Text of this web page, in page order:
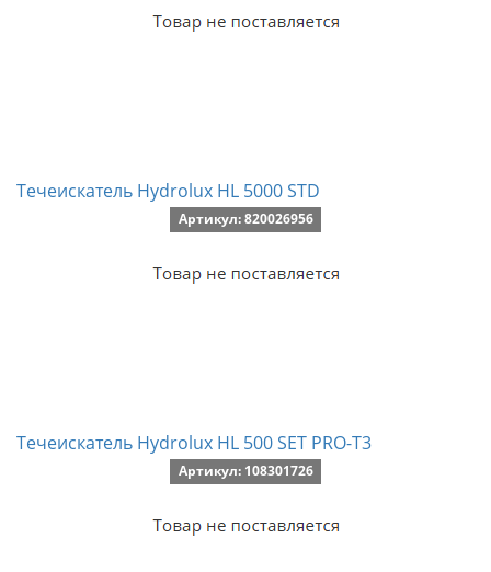
Течеискатель Hydrolux HL 5000 STD
Артикул: 820026956
Течеискатель Hydrolux HL 500 SET PRO-T3
Артикул: 108301726